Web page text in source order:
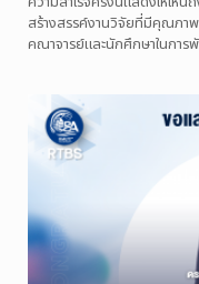
สร้างสรรค์งานวิจัยที่มีคุณภาพ
คณาจารย์และนักศึกษาในกา